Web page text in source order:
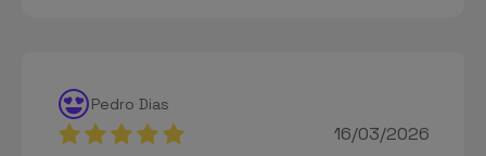
Pedro Dias
16/03/2026